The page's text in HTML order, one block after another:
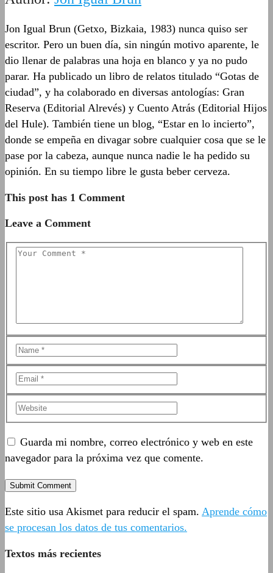
Jon Igual Brun (Getxo, Bizkaia, 1983) nunca quiso ser
escritor. Pero un buen día, sin ningún motivo aparente, le
dio llenar de palabras una hoja en blanco y ya no pudo
parar. Ha publicado un libro de relatos titulado “Gotas de
ciudad”, y ha colaborado en diversas antologías: Gran
Reserva (Editorial Alrevés) y Cuento Atrás (Editorial Hijos
del Hule). También tiene un blog, “Estar en lo incierto”,
donde se empeña en divagar sobre cualquier cosa que se le
pase por la cabeza, aunque nunca nadie le ha pedido su
opinión. En su tiempo libre le gusta beber cerveza.
This post has 1 Comment
Leave a Comment
Guarda mi nombre, correo electrónico y web en este
navegador para la próxima vez que comente.
Este sitio usa Akismet para reducir el spam. Aprende cómo
se procesan los datos de tus comentarios.
Textos más recientes